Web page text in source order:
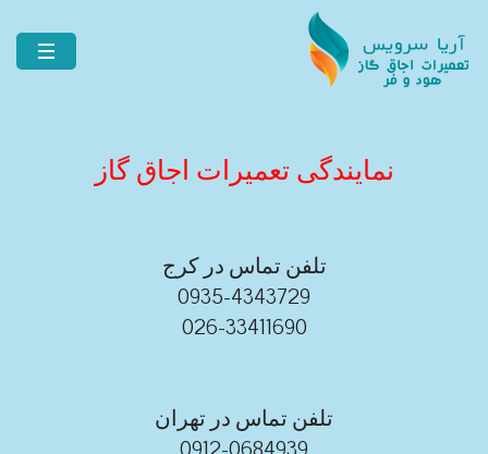
نمایندگی تعمیرات اجاق گاز
تلفن تماس در کرج
0935-4343729
026-33411690
تلفن تماس در تهران